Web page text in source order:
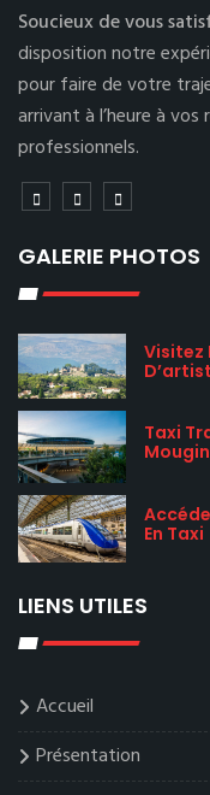
Soucieux de vous
disposition notre
pour faire de votre
arrivant à l’heure à
professionnels.
GALERIE PHOTOS
Visitez
Taxi
En Taxi
LIENS UTILES
Accueil
Présentation